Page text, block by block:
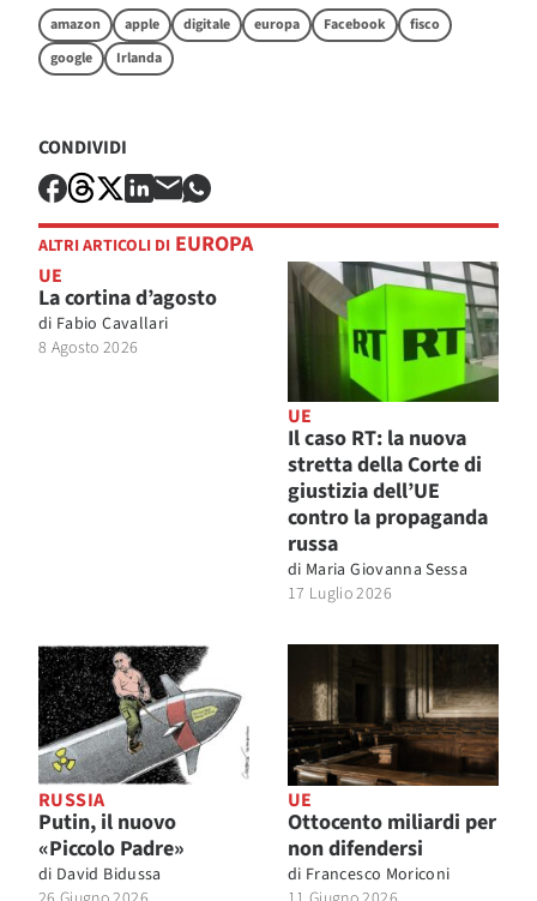
amazon apple digitale europa Facebook
fisco
google
Irlanda
CONDIVIDI
ALTRI ARTICOLI DI EUROPA
UE
La cortina d’agosto
di Fabio Cavallari
8 Agosto 2026
UE
Il caso RT: la nuova
stretta della Corte di
giustizia dell’UE
contro la propaganda
russa
di Maria Giovanna Sessa
17 Luglio 2026
RUSSIA
Putin, il nuovo
«Piccolo Padre»
di David Bidussa
UE
Ottocento miliardi per
non difendersi
di Francesco Moriconi